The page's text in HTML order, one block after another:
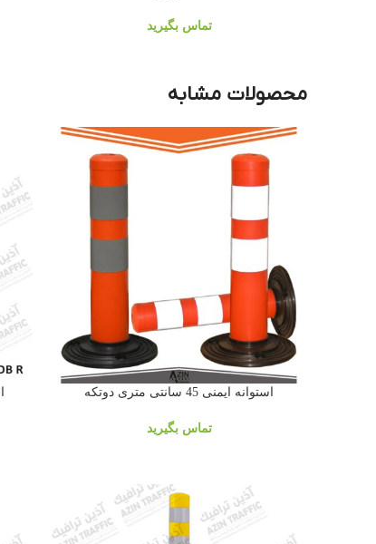
تماس بگیرید
محصولات مشابه
استوانه ایمنی 45 سانتی متری دوتکه
تماس بگیرید